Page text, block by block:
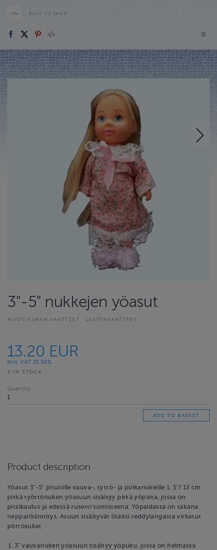
BACK TO SHOP
3"-5" nukkejen yöasut
MUOTINUKEN VAATTEET LASTENVAATTEET
13.20 EUR
Incl. VAT 25.50%
3 IN STOCK
Quantity
Product description
Yöasut 3"-5" pituitille vauva-, tyttö- ja poikanukeille 1. 5"/ 12 cm
pitkä työttönuken yöasuun sisältyy pitkä yöpaita, jossa on
pitsikaulus ja edessä rusetti somisteena. Yöpaidassa on takana
nepparikiinnitys. Asuun sisältyvät lisäksi teddylangasta virkatut
pörrösukat.
3" vauvanuken yöasuun sisältyy yöpuku, jossa on helmassa